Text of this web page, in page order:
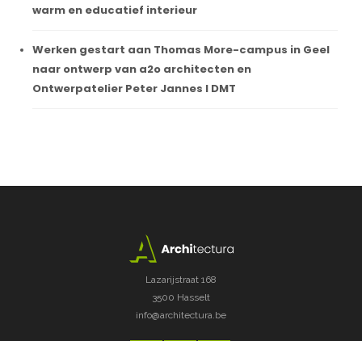
warm en educatief interieur
Werken gestart aan Thomas More-campus in Geel
naar ontwerp van a2o architecten en
Ontwerpatelier Peter Jannes I DMT
Lazarijstraat 168
3500 Hasselt
info@architectura.be